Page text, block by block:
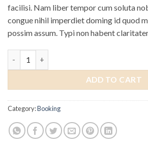
facilisi. Nam liber tempor cum soluta
congue nihil imperdiet doming id quod
possim assum. Typi non habent
ADD TO CART
Category:Booking